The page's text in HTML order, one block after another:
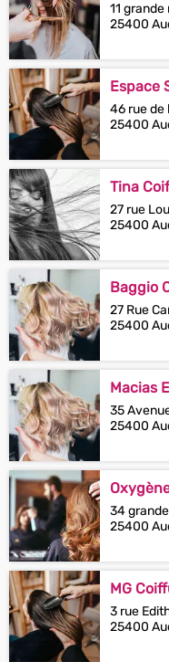
11 grande
25400
Espace
46 rue de
25400
Tina
27 rue
25400
Baggio
27 Rue
25400
Macias
35
25400
34
25400
MG
3 rue
25400